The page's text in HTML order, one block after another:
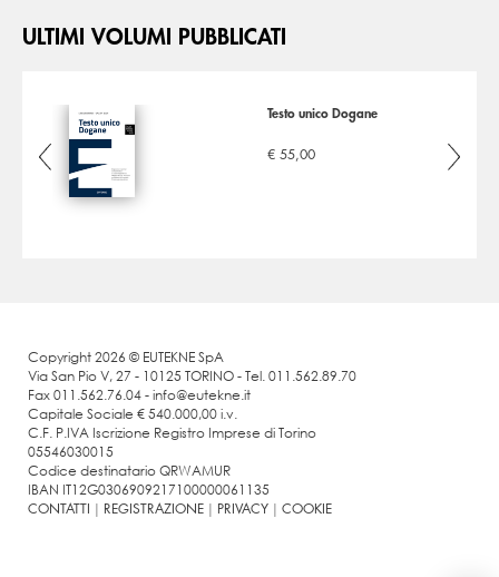
ULTIMI VOLUMI PUBBLICATI
Testo unico Dogane
€ 55,00
Copyright 2026 © EUTEKNE SpA
Via San Pio V, 27 - 10125 TORINO - Tel. 011.562.89.70
Fax 011.562.76.04 - info@eutekne.it
Capitale Sociale € 540.000,00 i.v.
C.F. P.IVA Iscrizione Registro Imprese di Torino
05546030015
Codice destinatario QRWAMUR
IBAN IT12G0306909217100000061135
CONTATTI REGISTRAZIONE PRIVACY COOKIE